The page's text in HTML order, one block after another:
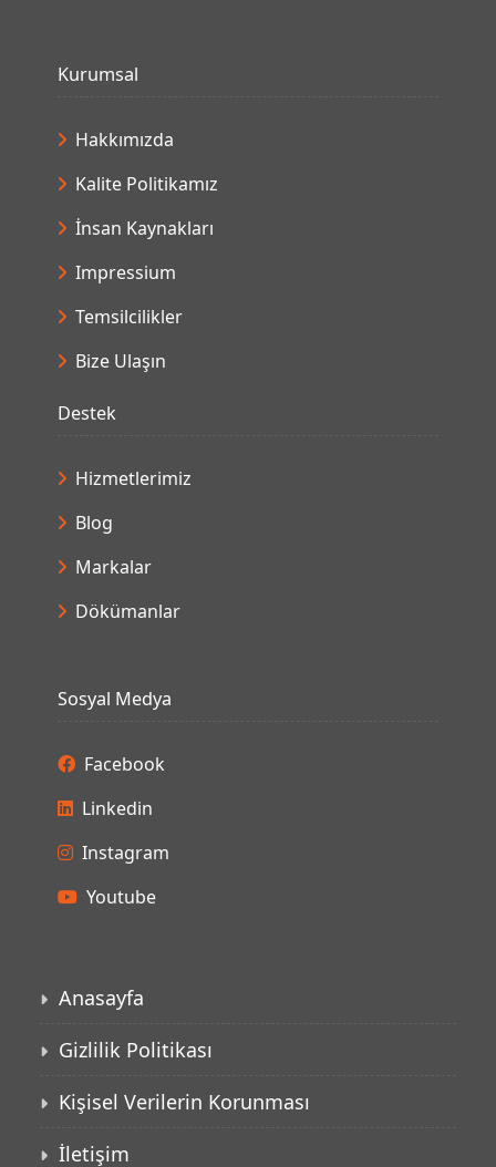
Kurumsal
Hakkımızda
Kalite Politikamız
İnsan Kaynakları
Impressium
Temsilcilikler
Bize Ulaşın
Destek
Hizmetlerimiz
Blog
Markalar
Dökümanlar
Sosyal Medya
Facebook
Linkedin
Instagram
Youtube
Anasayfa
Gizlilik Politikası
Kişisel Verilerin Korunması
İletişim